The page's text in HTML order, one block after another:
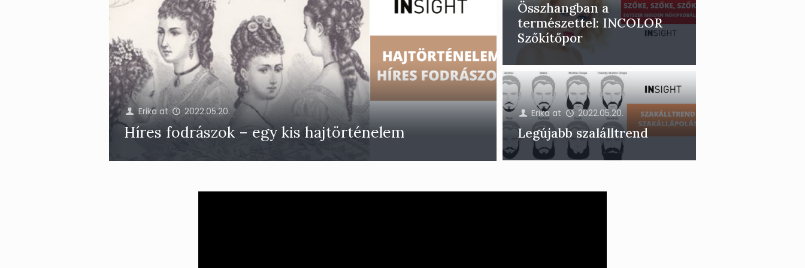
Erika at 2022.05.20.
Híres fodrászok – egy kis hajtörténelem
Összhangban a
természettel: INCOLOR
Szőkítőpor
Erika at 2022.05.20.
Legújabb szalálltrend